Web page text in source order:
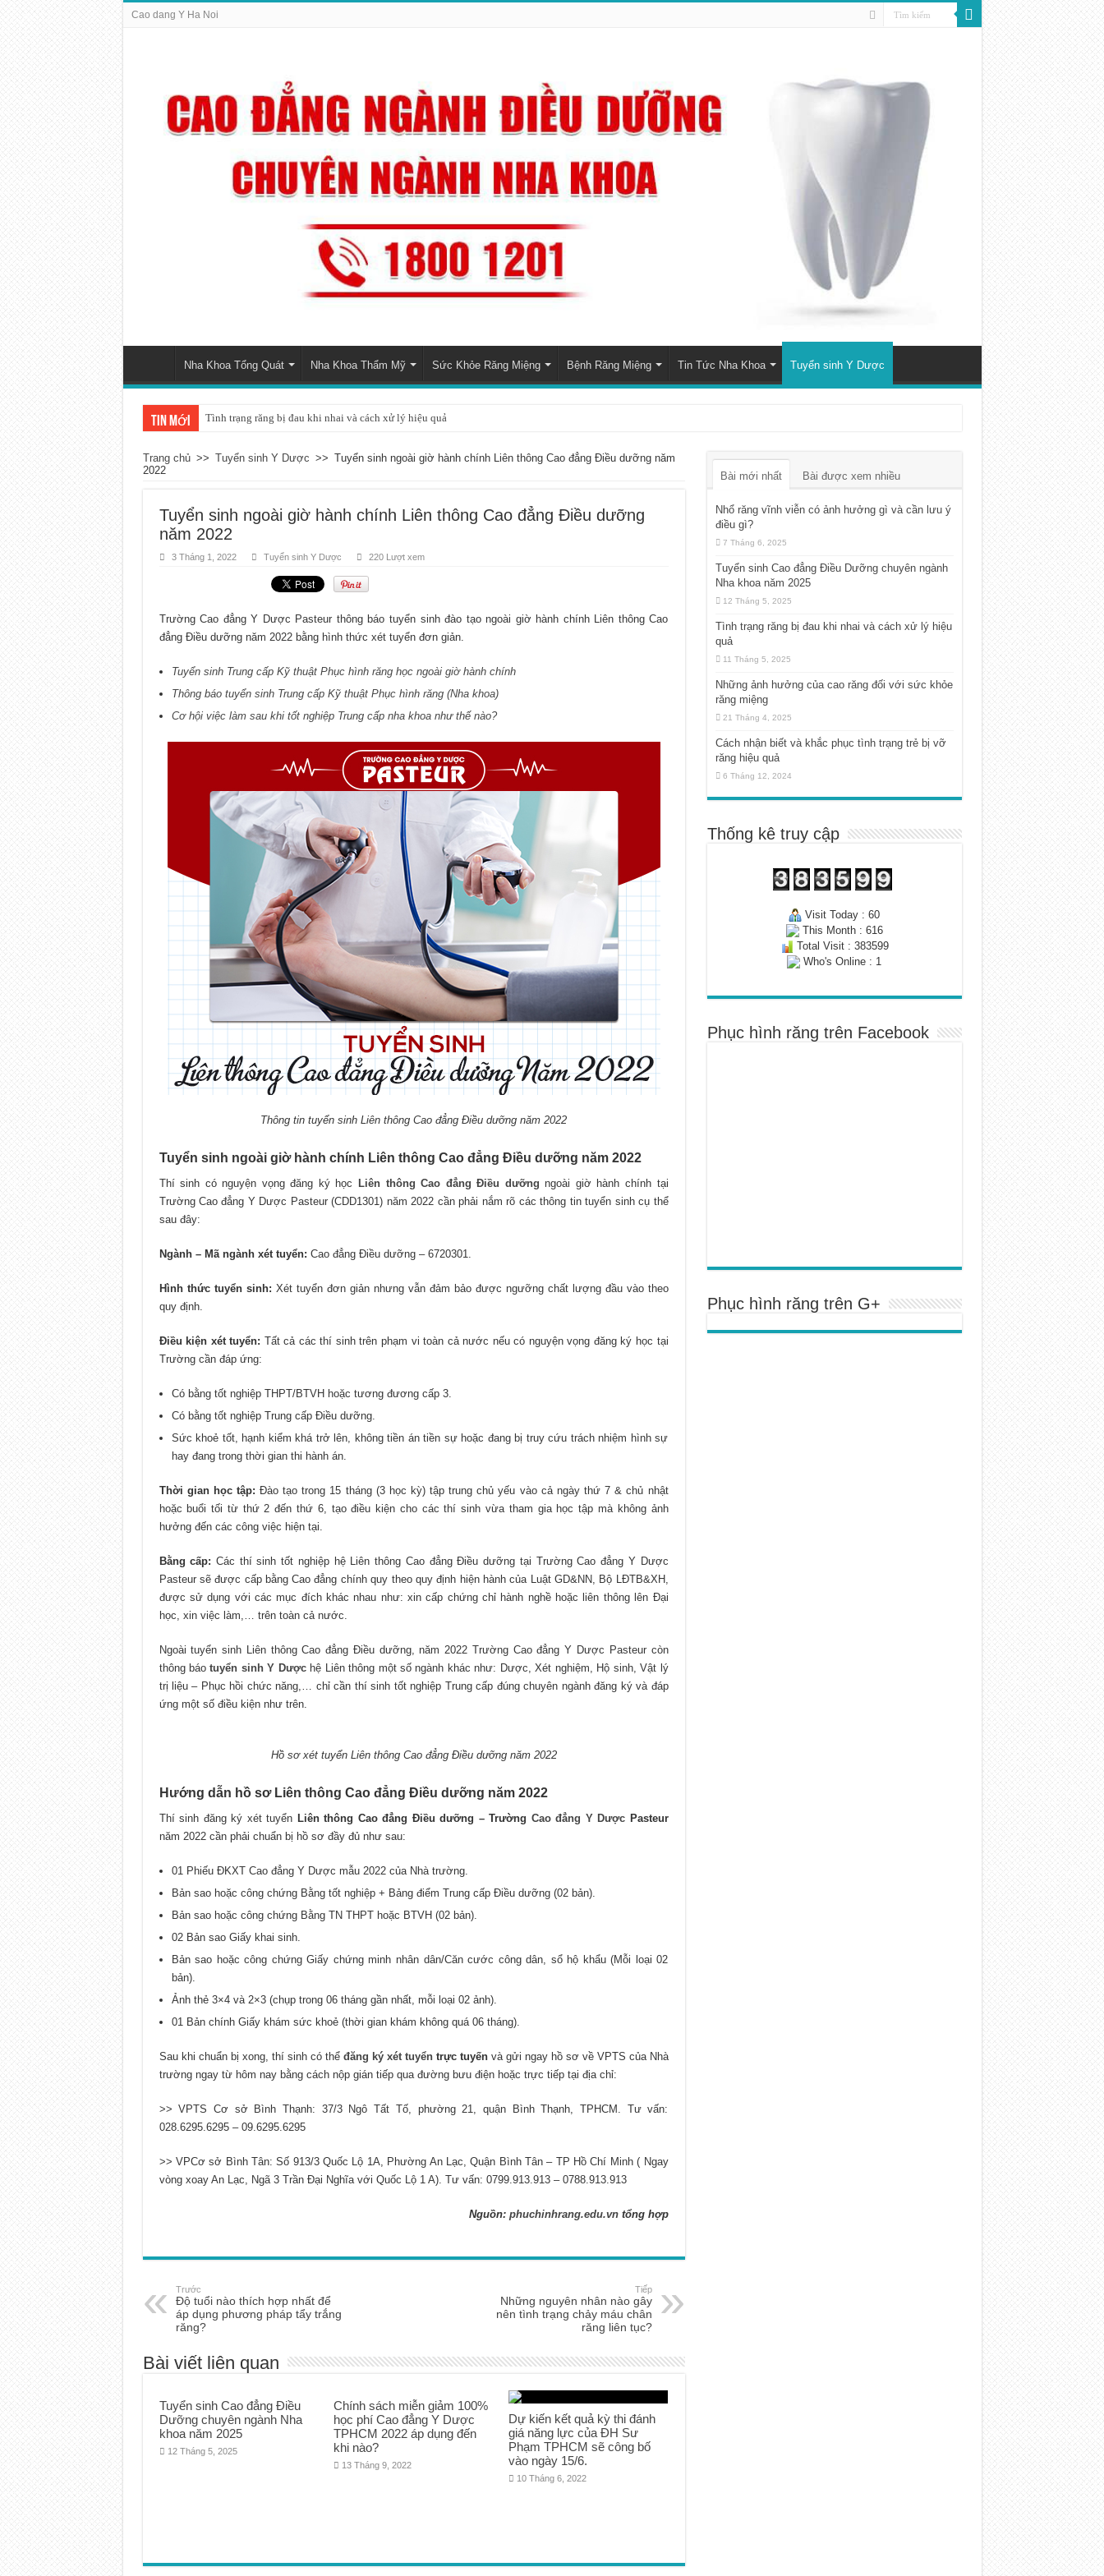
Cao dang Y Ha Noi
Nha Khoa Tổng Quát Nha Khoa Thẩm Mỹ Sức Khỏe Răng Miệng Bệnh Răng Miệng Tin Tức Nha Khoa Tuyển sinh Y Dược
Tin mới Tình trạng răng bị đau khi nhai và cách xử lý hiệu quả
Trang chủ >> Tuyển sinh Y Dược >> Tuyển sinh ngoài giờ hành chính Liên thông Cao đẳng Điều dưỡng năm
2022
Tuyển sinh ngoài giờ hành chính Liên thông Cao đẳng Điều dưỡng
năm 2022
3 Tháng 1, 2022 Tuyển sinh Y Dược 220 Lượt xem
Trường Cao đẳng Y Dược Pasteur thông báo tuyển sinh đào tạo ngoài giờ hành chính Liên thông Cao
đẳng Điều dưỡng năm 2022 bằng hình thức xét tuyển đơn giản.
Tuyển sinh Trung cấp Kỹ thuật Phục hình răng học ngoài giờ hành chính
Thông báo tuyển sinh Trung cấp Kỹ thuật Phục hình răng (Nha khoa)
Cơ hội việc làm sau khi tốt nghiệp Trung cấp nha khoa như thế nào?
Thông tin tuyển sinh Liên thông Cao đẳng Điều dưỡng năm 2022
Tuyển sinh ngoài giờ hành chính Liên thông Cao đẳng Điều dưỡng năm 2022
Thí sinh có nguyện vọng đăng ký học Liên thông Cao đẳng Điều dưỡng ngoài giờ hành chính tại
Trường Cao đẳng Y Dược Pasteur (CDD1301) năm 2022 cần phải nắm rõ các thông tin tuyển sinh cụ thể
sau đây:
Ngành – Mã ngành xét tuyển: Cao đẳng Điều dưỡng – 6720301.
Hình thức tuyển sinh: Xét tuyển đơn giản nhưng vẫn đảm bảo được ngưỡng chất lượng đầu vào theo
quy định.
Điều kiện xét tuyển: Tất cả các thí sinh trên phạm vi toàn cả nước nếu có nguyện vọng đăng ký học tại
Trường cần đáp ứng:
Có bằng tốt nghiệp THPT/BTVH hoặc tương đương cấp 3.
Có bằng tốt nghiệp Trung cấp Điều dưỡng.
Sức khoẻ tốt, hạnh kiểm khá trở lên, không tiền án tiền sự hoặc đang bị truy cứu trách nhiệm hình sự
hay đang trong thời gian thi hành án.
Thời gian học tập: Đào tạo trong 15 tháng (3 học kỳ) tập trung chủ yếu vào cả ngày thứ 7 & chủ nhật
hoặc buổi tối từ thứ 2 đến thứ 6, tạo điều kiện cho các thí sinh vừa tham gia học tập mà không ảnh
hưởng đến các công việc hiện tại.
Bằng cấp: Các thí sinh tốt nghiệp hệ Liên thông Cao đẳng Điều dưỡng tại Trường Cao đẳng Y Dược
Pasteur sẽ được cấp bằng Cao đẳng chính quy theo quy định hiện hành của Luật GD&NN, Bộ LĐTB&XH,
được sử dụng với các mục đích khác nhau như: xin cấp chứng chỉ hành nghề hoặc liên thông lên Đại
học, xin việc làm,… trên toàn cả nước.
Ngoài tuyển sinh Liên thông Cao đẳng Điều dưỡng, năm 2022 Trường Cao đẳng Y Dược Pasteur còn
thông báotuyển sinh Y Dượchệ Liên thông một số ngành khác như: Dược, Xét nghiệm, Hộ sinh, Vật lý
trị liệu – Phục hồi chức năng,… chỉ cần thí sinh tốt nghiệp Trung cấp đúng chuyên ngành đăng ký và đáp
ứng một số điều kiện như trên.
Hồ sơ xét tuyển Liên thông Cao đẳng Điều dưỡng năm 2022
Hướng dẫn hồ sơ Liên thông Cao đẳng Điều dưỡng năm 2022
Thí sinh đăng ký xét tuyển Liên thông Cao đẳng Điều dưỡng – Trường Cao đẳng Y Dược Pasteur
năm 2022 cần phải chuẩn bị hồ sơ đầy đủ như sau:
01 Phiếu ĐKXT Cao đẳng Y Dược mẫu 2022 của Nhà trường.
Bản sao hoặc công chứng Bằng tốt nghiệp + Bảng điểm Trung cấp Điều dưỡng (02 bản).
Bản sao hoặc công chứng Bằng TN THPT hoặc BTVH (02 bản).
02 Bản sao Giấy khai sinh.
Bản sao hoặc công chứng Giấy chứng minh nhân dân/Căn cước công dân, sổ hộ khẩu (Mỗi loại 02
bản).
Ảnh thẻ 3×4 và 2×3 (chụp trong 06 tháng gần nhất, mỗi loại 02 ảnh).
01 Bản chính Giấy khám sức khoẻ (thời gian khám không quá 06 tháng).
Sau khi chuẩn bị xong, thí sinh có thể đăng ký xét tuyểntrực tuyếnvà gửi ngay hồ sơ về VPTS của Nhà
trường ngay từ hôm nay bằng cách nộp gián tiếp qua đường bưu điện hoặc trực tiếp tại địa chỉ:
>> VPTS Cơ sở Bình Thạnh: 37/3 Ngô Tất Tố, phường 21, quận Bình Thạnh, TPHCM. Tư vấn:
028.6295.6295 – 09.6295.6295
>> VPCơ sở Bình Tân: Số 913/3 Quốc Lộ 1A, Phường An Lạc, Quận Bình Tân – TP Hồ Chí Minh ( Ngay
vòng xoay An Lạc, Ngã 3 Trần Đại Nghĩa với Quốc Lộ 1 A). Tư vấn: 0799.913.913 – 0788.913.913
Nguồn: phuchinhrang.edu.vntổng hợp
Trước
Độ tuổi nào thích hợp nhất để
áp dụng phương pháp tẩy trắng
răng?
Tiếp
Những nguyên nhân nào gây
nên tình trạng chảy máu chân
răng liên tục?
Bài viết liên quan
Tuyển sinh Cao đẳng Điều
Dưỡng chuyên ngành Nha
khoa năm 2025
12 Tháng 5, 2025
Chính sách miễn giảm 100%
học phí Cao đẳng Y Dược
TPHCM 2022 áp dụng đến
khi nào?
13 Tháng 9, 2022
Dự kiến kết quả kỳ thi đánh
giá năng lực của ĐH Sư
Phạm TPHCM sẽ công bố
vào ngày 15/6.
10 Tháng 6, 2022
Bài mới nhất Bài được xem nhiều
Nhổ răng vĩnh viễn có ảnh hưởng gì và cần lưu ý
điều gì?
7 Tháng 6, 2025
Tuyển sinh Cao đẳng Điều Dưỡng chuyên ngành
Nha khoa năm 2025
12 Tháng 5, 2025
Tình trạng răng bị đau khi nhai và cách xử lý hiệu
quả
11 Tháng 5, 2025
Những ảnh hưởng của cao răng đối với sức khỏe
răng miệng
21 Tháng 4, 2025
Cách nhận biết và khắc phục tình trạng trẻ bị vỡ
răng hiệu quả
6 Tháng 12, 2024
Thống kê truy cập
Visit Today : 60
This Month : 616
Total Visit : 383599
Who's Online : 1
Phục hình răng trên Facebook
Phục hình răng trên G+